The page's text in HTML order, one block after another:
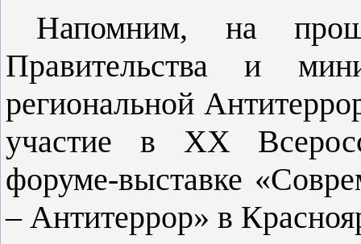
Напомним, на
Правительства и
региональной
участие в XX
форуме-выставке
– Антитеррор» в